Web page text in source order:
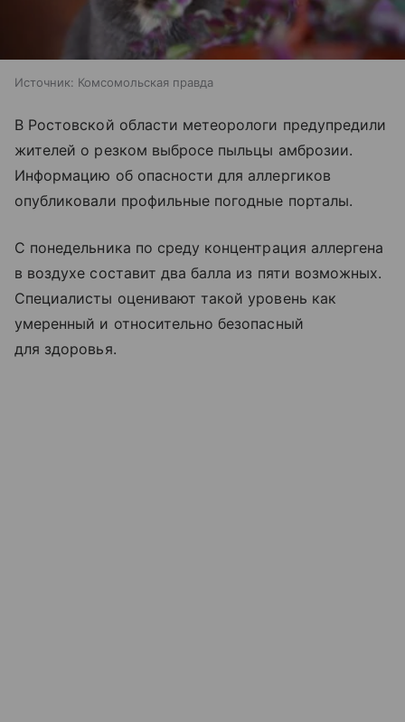
Источник: Комсомольская правда
В Ростовской области метеорологи предупредили
жителей о резком выбросе пыльцы амброзии.
Информацию об опасности для аллергиков
опубликовали профильные погодные порталы.
С понедельника по среду концентрация аллергена
в воздухе составит два балла из пяти возможных.
Специалисты оценивают такой уровень как
умеренный и относительно безопасный
для здоровья.